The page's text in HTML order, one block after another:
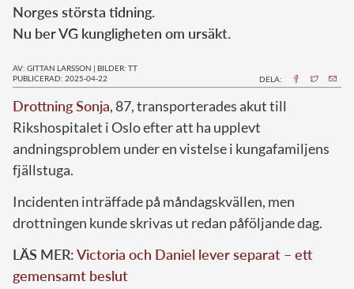
Norges största tidning.
Nu ber VG kungligheten om ursäkt.
AV: GITTAN LARSSON | BILDER: TT
PUBLICERAD: 2025-04-22
DELA:
Drottning Sonja, 87, transporterades akut till
Rikshospitalet i Oslo efter att ha upplevt
andningsproblem under en vistelse i kungafamiljens
fjällstuga.
Incidenten inträffade på måndagskvällen, men
drottningen kunde skrivas ut redan påföljande dag.
LÄS MER:Victoria och Daniel lever separat – ett
gemensamt beslut